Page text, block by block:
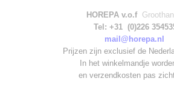
HOREPA v.o.f
Tel: +31 (0)226
mail@horepa.nl
Prijzen zijn exclusief de
In het winkelmandje
en verzendkosten pas